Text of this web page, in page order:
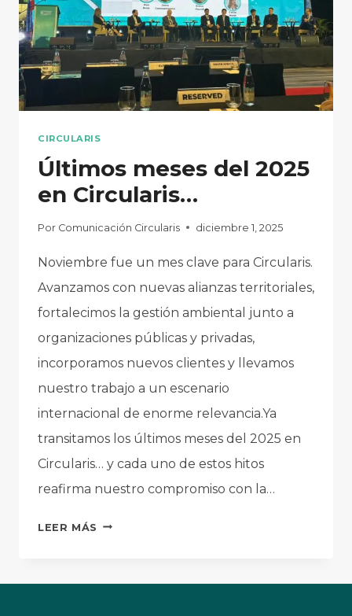
CIRCULARIS
Últimos meses del 2025
en Circularis…
Por Comunicación Circularis diciembre 1, 2025
Noviembre fue un mes clave para Circularis.
Avanzamos con nuevas alianzas territoriales,
fortalecimos la gestión ambiental junto a
organizaciones públicas y privadas,
incorporamos nuevos clientes y llevamos
nuestro trabajo a un escenario
internacional de enorme relevancia.Ya
transitamos los últimos meses del 2025 en
Circularis… y cada uno de estos hitos
reafirma nuestro compromiso con la…
LEER MÁS ÚLTIMOS
2025